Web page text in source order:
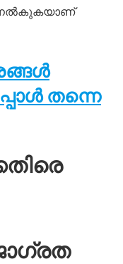
നൽകുകയാണ്
തന്നെ